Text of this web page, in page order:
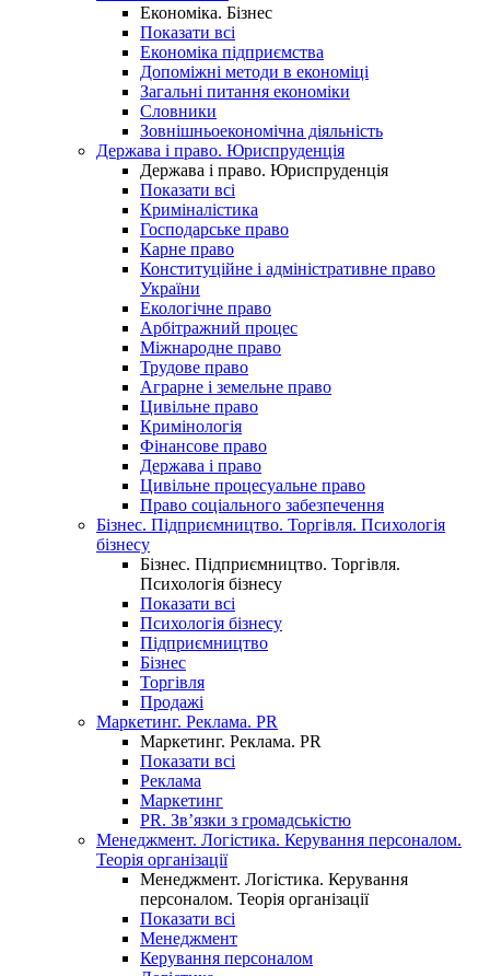
Економіка. Бізнес
Показати всі
Економіка підприємства
Допоміжні методи в економіці
Загальні питання економіки
Словники
Зовнішньоекономічна діяльність
Держава і право. Юриспруденція
Держава і право. Юриспруденція
Показати всі
Криміналістика
Господарське право
Карне право
Конституційне і адміністративне право
України
Екологічне право
Арбітражний процес
Міжнародне право
Трудове право
Аграрне і земельне право
Цивільне право
Кримінологія
Фінансове право
Держава і право
Цивільне процесуальне право
Право соціального забезпечення
Бізнес. Підприємництво. Торгівля. Психологія
бізнесу
Бізнес. Підприємництво. Торгівля.
Психологія бізнесу
Показати всі
Психологія бізнесу
Підприємництво
Бізнес
Торгівля
Продажі
Маркетинг. Реклама. PR
Маркетинг. Реклама. PR
Показати всі
Реклама
Маркетинг
PR. Зв’язки з громадськістю
Менеджмент. Логістика. Керування персоналом.
Теорія організації
Менеджмент. Логістика. Керування
персоналом. Теорія організації
Показати всі
Менеджмент
Керування персоналом